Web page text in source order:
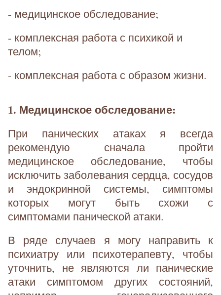
- медицинское обследование;
- комплексная работа с психикой и
телом;
- комплексная работа с образом жизни.
1. Медицинское обследование:
При панических атаках я всегда
рекомендую сначала пройти
медицинское обследование, чтобы
исключить заболевания сердца, сосудов
и эндокринной системы, симптомы
которых могут быть схожи с
симптомами панической атаки.
В ряде случаев я могу направить к
психиатру или психотерапевту, чтобы
уточнить, не являются ли панические
атаки симптомом других состояний,